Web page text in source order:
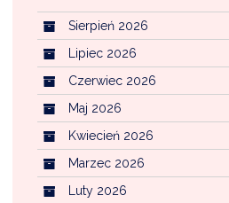
Sierpień 2026
Lipiec 2026
Czerwiec 2026
Maj 2026
Kwiecień 2026
Marzec 2026
Luty 2026